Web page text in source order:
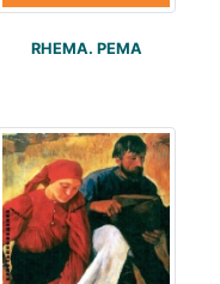
RHEMA. РЕМА